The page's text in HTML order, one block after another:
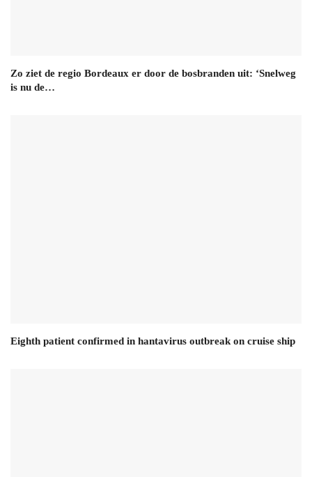
Zo ziet de regio Bordeaux er door de bosbranden uit: ‘Snelweg
is nu de…
Eighth patient confirmed in hantavirus outbreak on cruise ship